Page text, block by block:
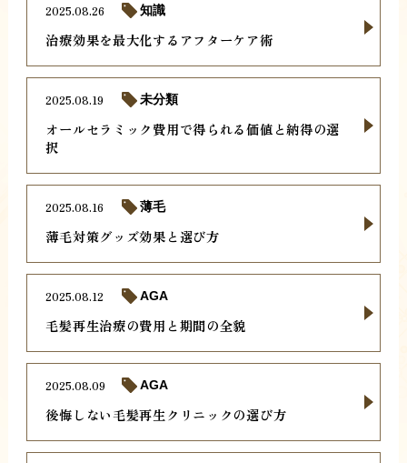
治療効果を最大化するアフターケア術
2025.08.26 知識
オールセラミック費用で得られる価値と納得の選
択
2025.08.19 未分類
薄毛対策グッズ効果と選び方
2025.08.16 薄毛
毛髪再生治療の費用と期間の全貌
2025.08.12 AGA
後悔しない毛髪再生クリニックの選び方
2025.08.09 AGA